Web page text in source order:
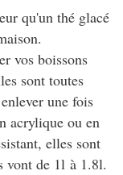
qu'un thé glacé
vos boissons
sont toutes
une fois
acrylique ou en
elles sont
vont de 1l à 1.8l.